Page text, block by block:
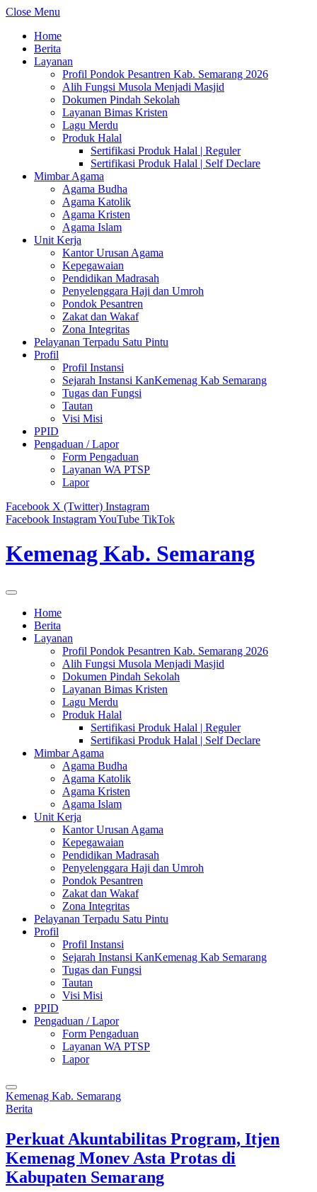
Close Menu
Home
Berita
Layanan
Profil Pondok Pesantren Kab. Semarang 2026
Alih Fungsi Musola Menjadi Masjid
Dokumen Pindah Sekolah
Layanan Bimas Kristen
Lagu Merdu
Produk Halal
Sertifikasi Produk Halal | Reguler
Sertifikasi Produk Halal | Self Declare
Mimbar Agama
Agama Budha
Agama Katolik
Agama Kristen
Agama Islam
Unit Kerja
Kantor Urusan Agama
Kepegawaian
Pendidikan Madrasah
Penyelenggara Haji dan Umroh
Pondok Pesantren
Zakat dan Wakaf
Zona Integritas
Pelayanan Terpadu Satu Pintu
Profil
Profil Instansi
Sejarah Instansi KanKemenag Kab Semarang
Tugas dan Fungsi
Tautan
Visi Misi
PPID
Pengaduan / Lapor
Form Pengaduan
Layanan WA PTSP
Lapor
Facebook X (Twitter) Instagram
Facebook InstagramYouTube TikTok
Kemenag Kab. Semarang
Home
Berita
Layanan
Profil Pondok Pesantren Kab. Semarang 2026
Alih Fungsi Musola Menjadi Masjid
Dokumen Pindah Sekolah
Layanan Bimas Kristen
Lagu Merdu
Produk Halal
Sertifikasi Produk Halal | Reguler
Sertifikasi Produk Halal | Self Declare
Mimbar Agama
Agama Budha
Agama Katolik
Agama Kristen
Agama Islam
Unit Kerja
Kantor Urusan Agama
Kepegawaian
Pendidikan Madrasah
Penyelenggara Haji dan Umroh
Pondok Pesantren
Zakat dan Wakaf
Zona Integritas
Pelayanan Terpadu Satu Pintu
Profil
Profil Instansi
Sejarah Instansi KanKemenag Kab Semarang
Tugas dan Fungsi
Tautan
Visi Misi
PPID
Pengaduan / Lapor
Form Pengaduan
Layanan WA PTSP
Lapor
Kemenag Kab. Semarang
Berita
Perkuat Akuntabilitas Program, Itjen
Kemenag Monev Asta Protas di
Kabupaten Semarang